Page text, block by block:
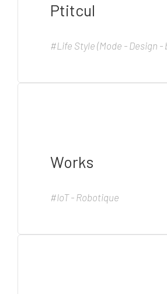
Ptitcul
#Life Style (Mode - Design -
Works
#IoT - Robotique